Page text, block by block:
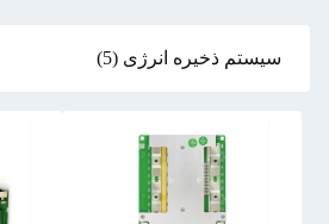
سیستم ذخیره انرژی (5)